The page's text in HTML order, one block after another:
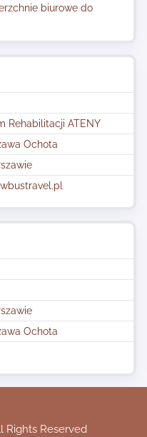
biurowe do
Rehabilitacji ATENY
Ochota
Ochota
Rights Reserved